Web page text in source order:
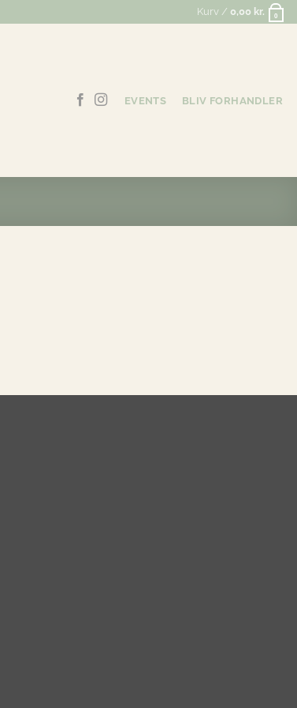
Kurv / 0,00 kr. 0
EVENTS BLIV FORHANDLER